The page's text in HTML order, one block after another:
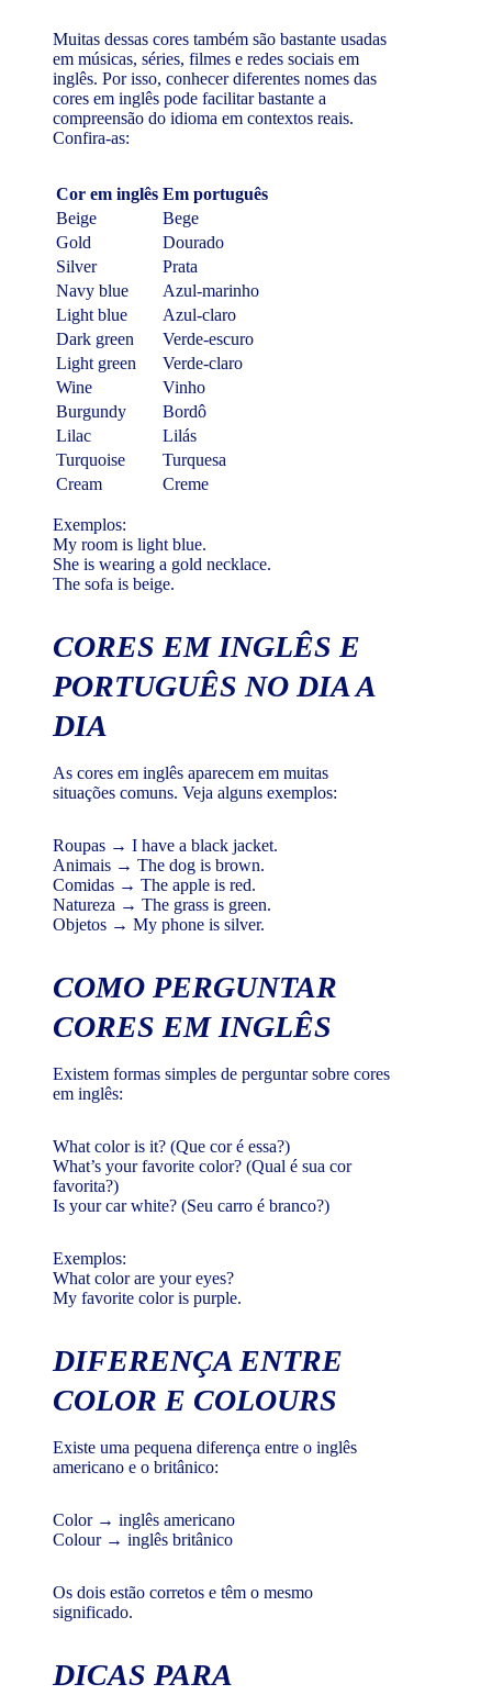
Muitas dessas cores também são bastante usadas
em músicas, séries, filmes e redes sociais em
inglês. Por isso, conhecer diferentes nomes das
cores em inglês pode facilitar bastante a
compreensão do idioma em contextos reais.
Confira-as:
Cor em inglês Em português
Beige
Bege
Gold
Dourado
Silver
Prata
Navy blue
Azul-marinho
Light blue
Azul-claro
Dark green
Verde-escuro
Light green
Verde-claro
Wine
Vinho
Burgundy
Bordô
Lilac
Lilás
Turquoise
Turquesa
Cream
Creme
Exemplos:
My room is light blue.
She is wearing a gold necklace.
The sofa is beige.
CORES EM INGLÊS E
PORTUGUÊS NO DIA A
DIA
As cores em inglês aparecem em muitas
situações comuns. Veja alguns exemplos:
Roupas → I have a black jacket.
Animais → The dog is brown.
Comidas → The apple is red.
Natureza → The grass is green.
Objetos → My phone is silver.
COMO PERGUNTAR
CORES EM INGLÊS
Existem formas simples de perguntar sobre cores
em inglês:
What color is it? (Que cor é essa?)
What’s your favorite color? (Qual é sua cor
favorita?)
Is your car white? (Seu carro é branco?)
Exemplos:
What color are your eyes?
My favorite color is purple.
DIFERENÇA ENTRE
COLOR E COLOURS
Existe uma pequena diferença entre o inglês
americano e o britânico:
Color → inglês americano
Colour → inglês britânico
Os dois estão corretos e têm o mesmo
significado.
DICAS PARA